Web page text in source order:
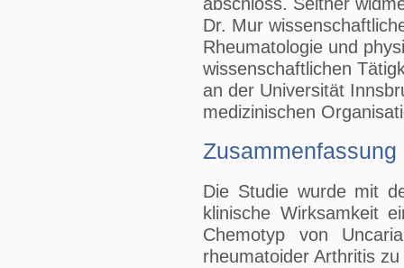
Dr. Mur
Rheumatologie und
wissenschaftlichen
an der Universität
medizinischen
Zusammenfassung
Die Studie wurde mit
klinische Wirksamkeit
Chemotyp von
rheumatoider Arthritis